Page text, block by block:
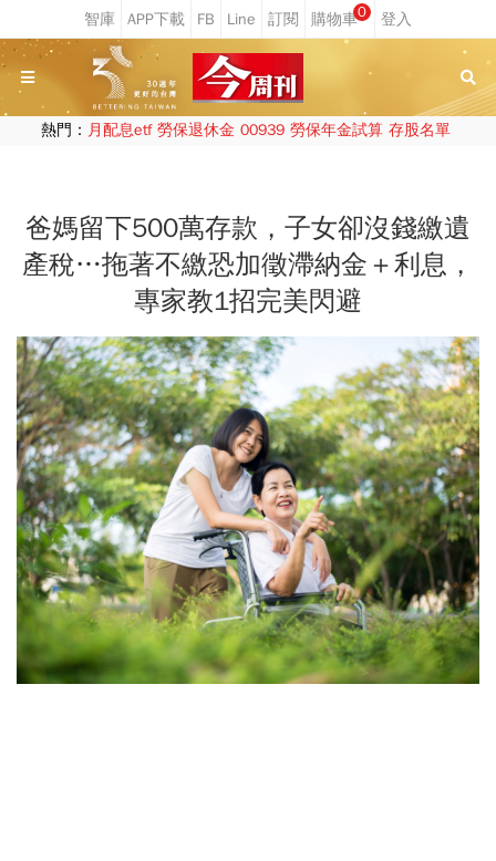
0
熱門： 月配息etf 勞保退休金 00939 勞保年金試算 存股名單
爸媽留下500萬存款，子女卻沒錢繳遺
產稅…拖著不繳恐加徵滯納金＋利息，
專家教1招完美閃避